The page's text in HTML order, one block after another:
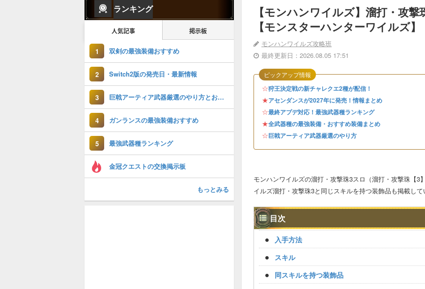
【モンハンワイルズ】溜打・攻
【モンスターハンターワイルズ】
モンハンワイルズ攻略班
最終更新日：2026.08.05 17:51
☆狩王決定戦の新チャレクエ2種が配信！
★アセンダンスが2027年に発売！情報まとめ
☆最終アプデ対応！最強武器種ランキング
★全武器種の最強装備・おすすめ装備まとめ
☆巨戟アーティア武器厳選のやり方
ピックアップ情報
モンハンワイルズの溜打・攻撃珠3スロ（溜打・攻撃珠【3
イルズ溜打・攻撃珠3と同じスキルを持つ装飾品も掲載して
目次
入手方法
スキル
同スキルを持つ装飾品
ランキング
人気記事 掲示板
1 双剣の最強装備おすすめ
2 Switch2版の発売日・最新情報
3 巨戟アーティア武器厳選のやり方とおすすめスキル
4 ガンランスの最強装備おすすめ
5 最強武器種ランキング
金冠クエストの交換掲示板
もっとみる